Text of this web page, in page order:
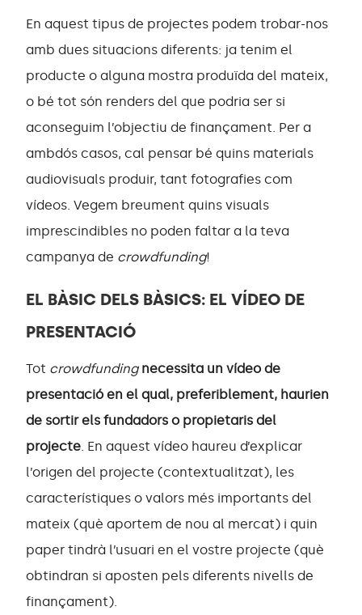
En aquest tipus de projectes podem trobar-nos
amb dues situacions diferents: ja tenim el
producte o alguna mostra produïda del mateix,
o bé tot són renders del que podria ser si
aconseguim l’objectiu de finançament. Per a
ambdós casos, cal pensar bé quins materials
audiovisuals produir, tant fotografies com
vídeos. Vegem breument quins visuals
imprescindibles no poden faltar a la teva
campanya de crowdfunding!
EL BÀSIC DELS BÀSICS: EL VÍDEO DE
PRESENTACIÓ
Tot crowdfunding necessita un vídeo de
presentació en el qual, preferiblement, haurien
de sortir els fundadors o propietaris del
projecte. En aquest vídeo haureu d’explicar
l’origen del projecte (contextualitzat), les
característiques o valors més importants del
mateix (què aportem de nou al mercat) i quin
paper tindrà l’usuari en el vostre projecte (què
obtindran si aposten pels diferents nivells de
finançament).